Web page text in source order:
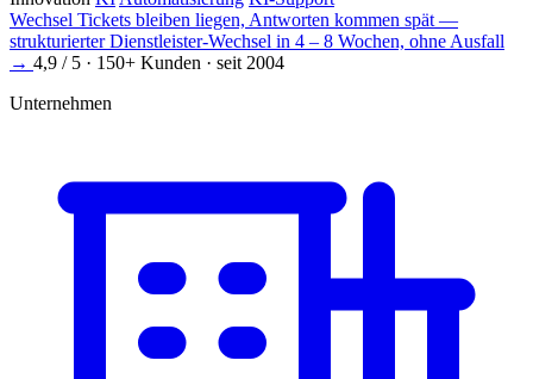
Wechsel Tickets bleiben liegen, Antworten kommen spät —
strukturierter Dienstleister-Wechsel in 4 – 8 Wochen, ohne Ausfall
→ 4,9 / 5 · 150+ Kunden · seit 2004
Unternehmen